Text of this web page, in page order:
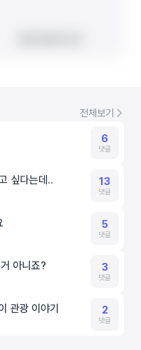
전체보기
6
댓글
싶다는데.. 13
댓글
5
댓글
아니죠? 3
댓글
관광 이야기 2
댓글